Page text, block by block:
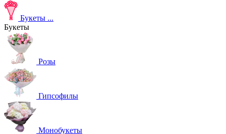
Букеты ...
Букеты
Розы
Гипсофилы
Монобукеты